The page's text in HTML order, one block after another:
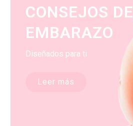
CONSEJOS DE
EMBARAZO
Diseñados para ti
Leer más